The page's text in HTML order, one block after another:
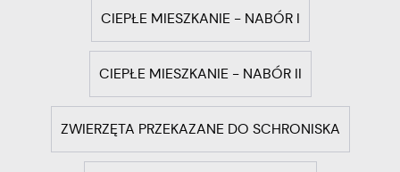
CIEPŁE MIESZKANIE - NABÓR I
CIEPŁE MIESZKANIE - NABÓR II
ZWIERZĘTA PRZEKAZANE DO SCHRONISKA